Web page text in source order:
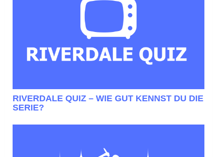
RIVERDALE QUIZ – WIE GUT KENNST DU DIE
SERIE?